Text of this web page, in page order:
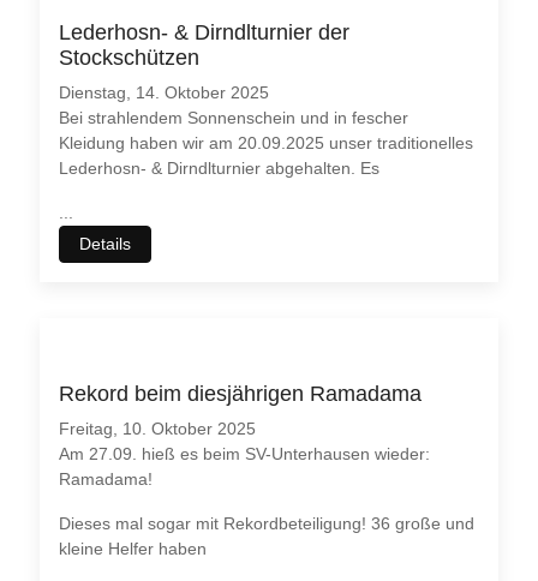
Lederhosn- & Dirndlturnier der
Stockschützen
Dienstag, 14. Oktober 2025
Bei strahlendem Sonnenschein und in fescher
Kleidung haben wir am 20.09.2025 unser traditionelles
Lederhosn- & Dirndlturnier abgehalten. Es
Details
Rekord beim diesjährigen Ramadama
Freitag, 10. Oktober 2025
Am 27.09. hieß es beim SV-Unterhausen wieder:
Ramadama!
Dieses mal sogar mit Rekordbeteiligung! 36 große und
kleine Helfer haben